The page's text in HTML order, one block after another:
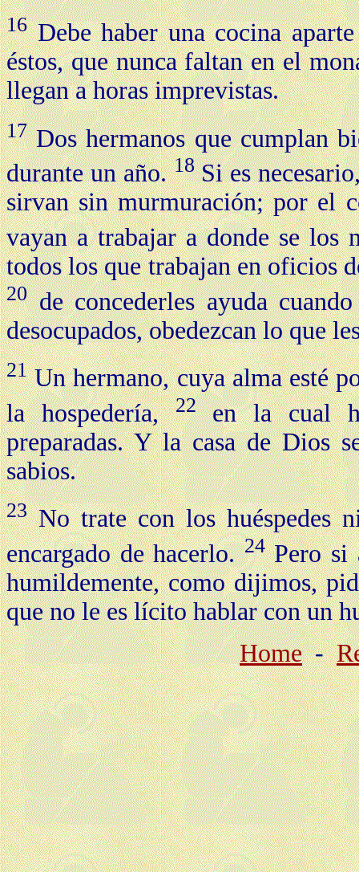
16Debe haber una cocina
éstos, que nunca faltan en el
llegan a horas imprevistas.
17Dos hermanos que cumplan
durante un año.18Si es
sirvan sin murmuración; por el
vayan a trabajar a donde se los
todos los que trabajan en oficios
20de concederles ayuda
desocupados, obedezcan lo que
21Un hermano, cuya alma esté
la hospedería,22en la cual
preparadas. Y la casa de Dios
sabios.
23No trate con los huéspedes
encargado de hacerlo.24Pero si
humildemente, como dijimos,
que no le es lícito hablar con un
Home-